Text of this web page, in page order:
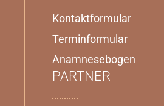
Kontaktformular
Terminformular
Anamnesebogen
PARTNER